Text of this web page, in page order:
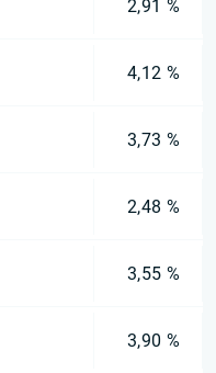
2,91 %
4,12 %
3,73 %
2,48 %
3,55 %
3,90 %